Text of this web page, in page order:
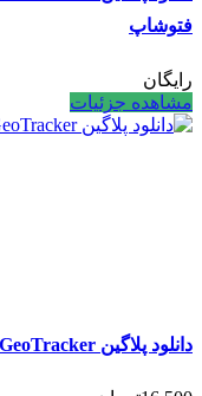
فتوشاپ
رایگان
مشاهده جزئیات
دانلود پلاگین GeoTracker برای افترافکت